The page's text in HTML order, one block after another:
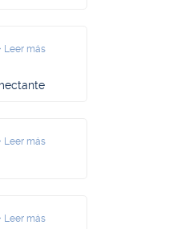
Leer más
Leer más
Leer más